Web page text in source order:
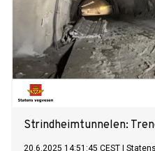
produksjon av malm, slagg
aktører et klart
omtaler ofte samarbeid
«kvalitetsstempel», fordi
forhold og sel
Strindheimtunnelen:
20.6.2025 14:51:45 CEST